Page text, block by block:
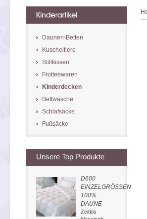
Daunen-Betten
Kuscheltiere
Stillkissen
Frotteewaren
Kinderdecken
Bettwäsche
Schlafsäcke
Fußsäcke
Unsere Top Produkte
D600
EINZELGRÖSSEN
100%
DAUNE
Zeitlos